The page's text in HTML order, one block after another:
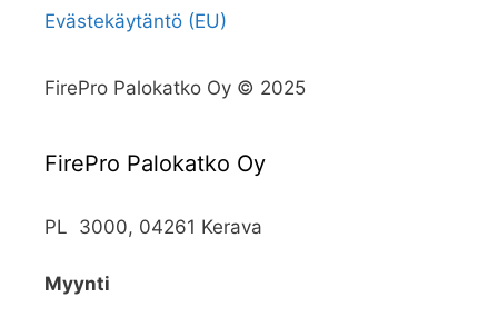
Evästekäytäntö (EU)
FirePro Palokatko Oy © 2025
FirePro Palokatko Oy
PL 3000, 04261 Kerava
Myynti